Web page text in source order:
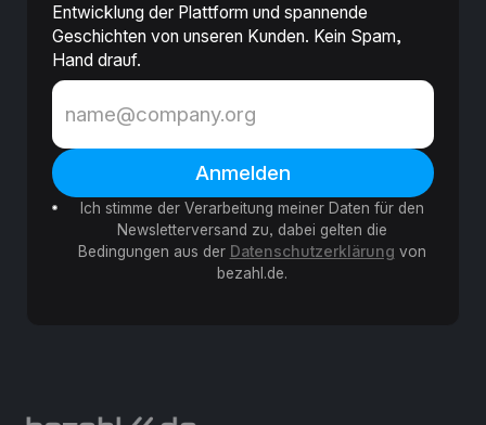
Entwicklung der Plattform und spannende
Geschichten von unseren Kunden. Kein Spam,
Hand drauf.
Ich stimme der Verarbeitung meiner Daten für den
Newsletterversand zu, dabei gelten die
Bedingungen aus der Datenschutzerklärung von
bezahl.de.